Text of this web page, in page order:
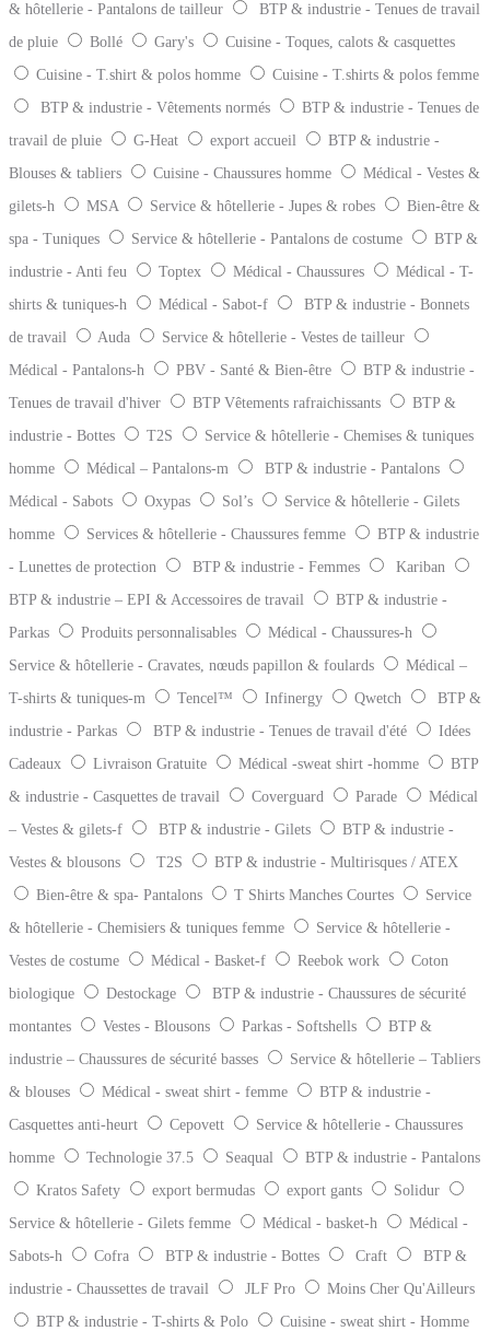
& hôtellerie - Pantalons de tailleur
BTP & industrie - Tenues de travail
de pluie
Bollé Gary's
Cuisine - Toques, calots & casquettes
Cuisine - T.shirt & polos homme
Cuisine - T.shirts & polos femme
BTP & industrie - Vêtements normés
BTP & industrie - Tenues de
travail de pluie
G-Heat export accueil
BTP & industrie -
Blouses & tabliers
Cuisine - Chaussures homme
Médical - Vestes &
gilets-h
MSA Service & hôtellerie - Jupes & robes
Bien-être &
spa - Tuniques
Service & hôtellerie - Pantalons de costume
BTP &
industrie - Anti feu
Toptex Médical - Chaussures
Médical - T-
shirts & tuniques-h
Médical - Sabot-f
BTP & industrie - Bonnets
de travail
Auda
Service & hôtellerie - Vestes de tailleur
Médical - Pantalons-h
PBV - Santé & Bien-être
BTP & industrie -
Tenues de travail d'hiver
BTP Vêtements rafraichissants
BTP &
industrie - Bottes
T2S
Service & hôtellerie - Chemises & tuniques
homme
Médical – Pantalons-m
BTP & industrie - Pantalons
Médical - Sabots
Oxypas Sol’s
Service & hôtellerie - Gilets
homme
Services & hôtellerie - Chaussures femme
BTP & industrie
- Lunettes de protection
BTP & industrie - Femmes
Kariban
BTP & industrie – EPI & Accessoires de travail
BTP & industrie -
Parkas
Produits personnalisables
Médical - Chaussures-h
Service & hôtellerie - Cravates, nœuds papillon & foulards
Médical –
T-shirts & tuniques-m
Tencel™ Infinergy Qwetch
BTP &
industrie - Parkas
BTP & industrie - Tenues de travail d'été
Idées
Cadeaux
Livraison Gratuite Médical -sweat shirt -homme
BTP
& industrie - Casquettes de travail
Coverguard Parade
Médical
– Vestes & gilets-f
BTP & industrie - Gilets
BTP & industrie -
Vestes & blousons
T2S
BTP & industrie - Multirisques / ATEX
Bien-être & spa- Pantalons
T Shirts Manches Courtes
Service
& hôtellerie - Chemisiers & tuniques femme
Service & hôtellerie -
Vestes de costume
Médical - Basket-f Reebok work
Coton
biologique
Destockage
BTP & industrie - Chaussures de sécurité
montantes
Vestes - Blousons Parkas - Softshells
BTP &
industrie – Chaussures de sécurité basses
Service & hôtellerie – Tabliers
& blouses
Médical - sweat shirt - femme
BTP & industrie -
Casquettes anti-heurt
Cepovett
Service & hôtellerie - Chaussures
homme
Technologie 37.5 Seaqual
BTP & industrie - Pantalons
Kratos Safety
export bermudas export gants
Solidur
Service & hôtellerie - Gilets femme
Médical - basket-h
Médical -
Sabots-h
Cofra BTP & industrie - Bottes Craft
BTP &
industrie - Chaussettes de travail
JLF Pro
Moins Cher Qu'Ailleurs
BTP & industrie - T-shirts & Polo
Cuisine - sweat shirt - Homme